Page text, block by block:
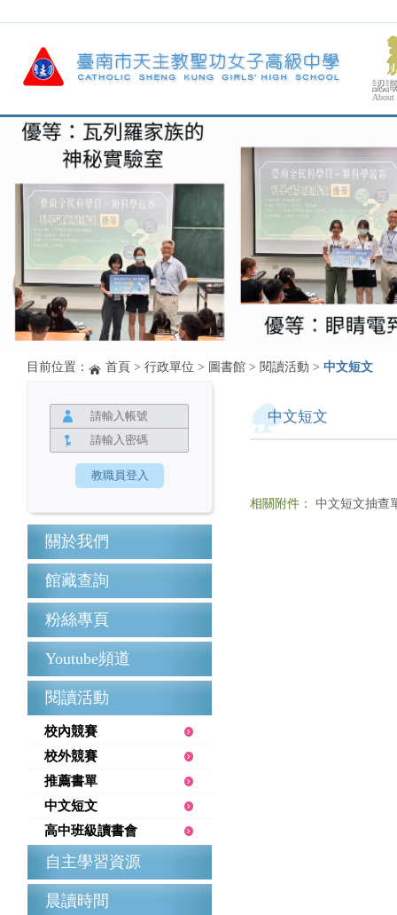
認
About
目前位置： 首頁 > 行政單位 > 圖書館 > 閱讀活動 > 中文短文
關於我們
館藏查詢
粉絲專頁
Youtube頻道
閱讀活動
校內競賽
校外競賽
推薦書單
中文短文
高中班級讀書會
自主學習資源
晨讀時間
中文短文
相關附件： 中文短文抽查